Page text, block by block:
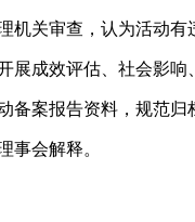
机关审查，认为活动
展成效评估、社会影
备案报告资料，规范归
事会解释。